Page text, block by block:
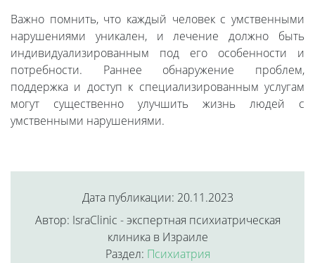
Важно помнить, что каждый человек с умственными
нарушениями уникален, и лечение должно быть
индивидуализированным под его особенности и
потребности. Раннее обнаружение проблем,
поддержка и доступ к специализированным услугам
могут существенно улучшить жизнь людей с
умственными нарушениями.
Дата публикации: 20.11.2023
Автор: IsraClinic - экспертная психиатрическая
клиника в Израиле
Раздел: Психиатрия